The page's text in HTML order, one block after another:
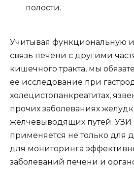
полости.
Учитывая функциональную
связь печени с другими
кишечного тракта, мы
ее исследование при
холецистопанкреатитах,
прочих заболеваниях
желчевыводящих путей. УЗИ
применяется не только для
для мониторинга
заболеваний печени и